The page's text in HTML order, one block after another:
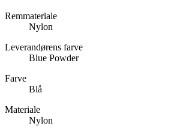
Remmateriale
Nylon
Leverandørens farve
Blue Powder
Farve
Blå
Materiale
Nylon